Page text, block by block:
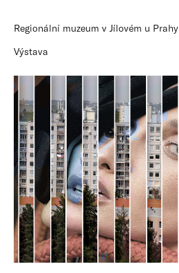
Regionální muzeum v Jílovém u Prahy
Výstava